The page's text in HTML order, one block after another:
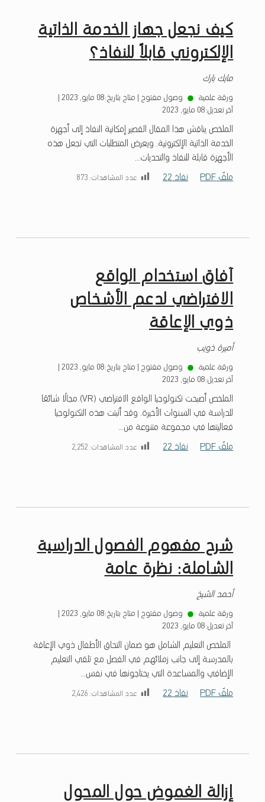
كيف نجعل جهاز الخدمة الذاتية
الإلكتروني قابلاً للنفاذ؟
مايك بارك
ورقة علمية وصول مفتوح متاح بتاريخ:08 مايو, 2023
|
آخر تعديل:08 مايو, 2023
الملخص يناقش هذا المقال القصير إمكانية النفاذ إلى أجهزة
الخدمة الذاتية الإلكترونية. ويعرض المتطلبات التي تجعل هذه
الأجهزة قابلة للنفاذ والتحديات...
ملفّ PDF نفاذ 22 عدد المشاهدات: 873
آفاق استخدام الواقع
الافتراضي لدعم الأشخاص
ذوي الإعاقة
أميرة ذويب
ورقة علمية وصول مفتوح متاح بتاريخ:08 مايو, 2023
|
آخر تعديل:08 مايو, 2023
الملخص أصبحت تكنولوجيا الواقع الافتراضي (VR) مجالًا شائعًا
للدراسة في السنوات الأخيرة. وقد أثبتت هذه التكنولوجيا
فعاليتها في مجموعة متنوعة من...
ملفّ PDF نفاذ 22 عدد المشاهدات: 2٬252
شرح مفهوم الفصول الدراسية
الشاملة: نظرة عامة
أحمد الشيخ
ورقة علمية وصول مفتوح متاح بتاريخ:08 مايو, 2023
|
آخر تعديل:08 مايو, 2023
الملخص التعليم الشامل هو ضمان التحاق الأطفال ذوي الإعاقة
بالمدرسة إلى جانب زملائهم في الفصل مع تلقي التعليم
الإضافي والمساعدة التي يحتاجونها في نفس...
ملفّ PDF نفاذ 22 عدد المشاهدات: 2٬426
إزالة الغموض حول المحول